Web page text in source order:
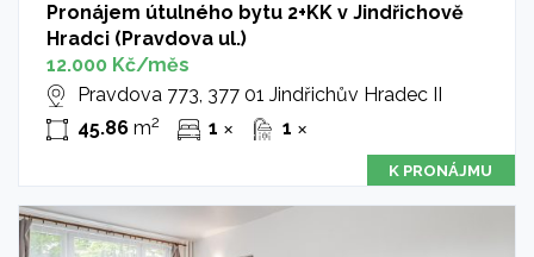
Pronájem útulného bytu 2+KK v Jindřichově
Hradci (Pravdova ul.)
12.000 Kč/měs
Pravdova 773, 377 01 Jindřichův Hradec II
45.86m2 1 ✕ 1 ✕
K PRONÁJMU